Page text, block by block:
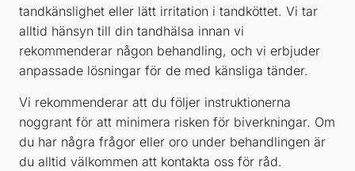
tandkänslighet eller lätt irritation i tandköttet. Vi tar
alltid hänsyn till din tandhälsa innan vi
rekommenderar någon behandling, och vi erbjuder
anpassade lösningar för de med känsliga tänder.
Vi rekommenderar att du följer instruktionerna
noggrant för att minimera risken för biverkningar. Om
du har några frågor eller oro under behandlingen är
du alltid välkommen att kontakta oss för råd.